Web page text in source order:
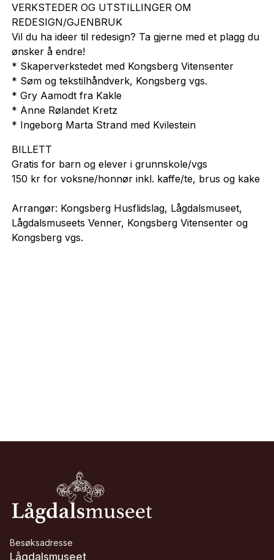
VERKSTEDER OG UTSTILLINGER OM
REDESIGN/GJENBRUK
Vil du ha ideer til redesign? Ta gjerne med et plagg du
ønsker å endre!
* Skaperverkstedet med Kongsberg Vitensenter
* Søm og tekstilhåndverk, Kongsberg vgs.
* Gry Aamodt fra Kakle
* Anne Rølandet Kretz
* Ingeborg Marta Strand med Kvilestein
BILLETT
Gratis for barn og elever i grunnskole/vgs
150 kr for voksne/honnør inkl. kaffe/te, brus og kake
Arrangør: Kongsberg Husflidslag, Lågdalsmuseet,
Lågdalsmuseets Venner, Kongsberg Vitensenter og
Kongsberg vgs.
Besøksadresse
Lågdalsmuseet